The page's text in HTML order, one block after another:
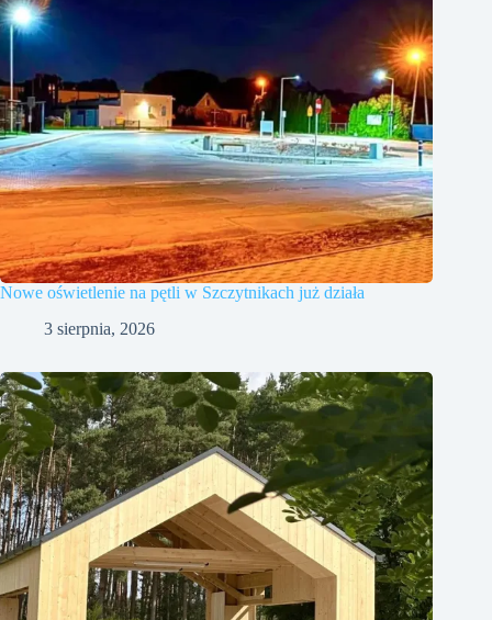
Nowe oświetlenie na pętli w Szczytnikach już działa
3 sierpnia, 2026